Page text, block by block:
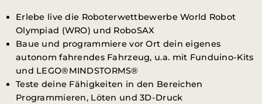
Erlebe live die Roboterwettbewerbe World Robot
Olympiad (WRO) und RoboSAX
Baue und programmiere vor Ort dein eigenes
autonom fahrendes Fahrzeug, u.a. mit Funduino-Kits
und LEGO®MINDSTORMS®
Teste deine Fähigkeiten in den Bereichen
Programmieren, Löten und 3D-Druck